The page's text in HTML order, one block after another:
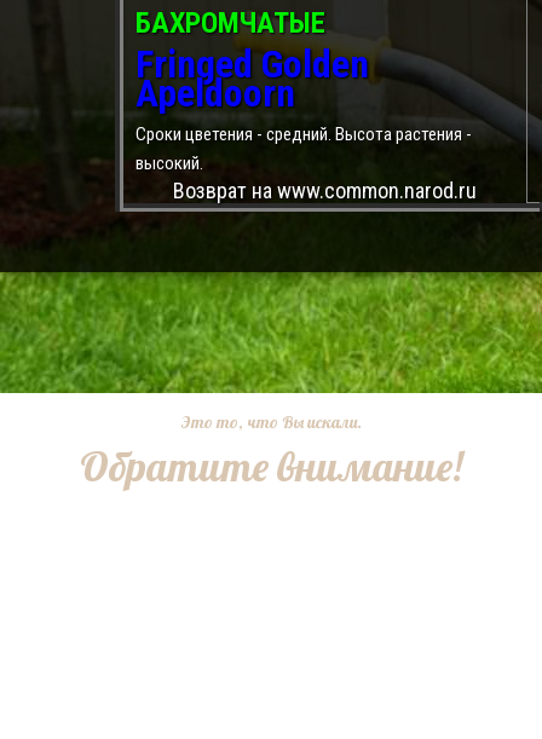
БАХРОМЧАТЫЕ
Fringed Golden
Apeldoorn
Сроки цветения - средний. Высота растения -
высокий.
Возврат на www.common.narod.ru
Это то, что Вы искали.
Обратите внимание!